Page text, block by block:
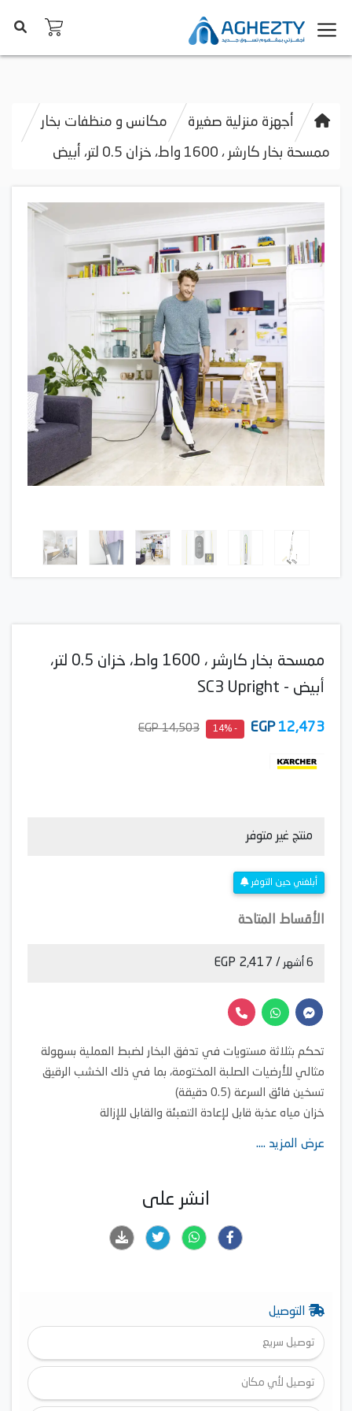
أجهزة منزلية صغيرة مكانس و منظفات بخار
ممسحة بخار كارشر ، 1600 واط، خزان 0.5 لتر، أبيض
ممسحة بخار كارشر ، 1600 واط، خزان 0.5 لتر،
أبيض - SC3 Upright
12,473
EGP
- 14%
14,503 EGP
منتج غير متوفر
أبلغني حين التوفر
الأقساط المتاحة
6 أشهر / 2,417 EGP
تحكم بثلاثة مستويات في تدفق البخار لضبط العملية بسهولة
مثالي للأرضيات الصلبة المختومة، بما في ذلك الخشب الرقيق
تسخين فائق السرعة (0.5 دقيقة)
خزان مياه عذبة قابل لإعادة التعبئة والقابل للإزالة
متميزة
عرض المزيد ....
انشر على
التوصيل
توصيل سريع
توصيل لأي مكان